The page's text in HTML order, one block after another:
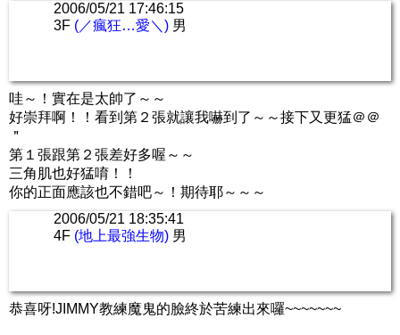
2006/05/21 17:46:15
3F (／瘋狂…愛＼) 男
哇～！實在是太帥了～～
好崇拜啊！！看到第２張就讓我嚇到了～～接下又更猛＠＠
＂
第１張跟第２張差好多喔～～
三角肌也好猛唷！！
你的正面應該也不錯吧～！期待耶～～～
2006/05/21 18:35:41
4F (地上最強生物) 男
恭喜呀!JIMMY教練魔鬼的臉終於苦練出來囉~~~~~~~